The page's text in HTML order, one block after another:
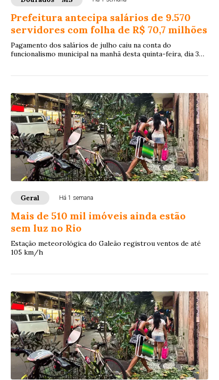
Prefeitura antecipa salários de 9.570
servidores com folha de R$ 70,7 milhões
Pagamento dos salários de julho caiu na conta do
funcionalismo municipal na manhã desta quinta-feira, dia 30
Geral Há 1 semana
Mais de 510 mil imóveis ainda estão
sem luz no Rio
Estação meteorológica do Galeão registrou ventos de até
105 km/h